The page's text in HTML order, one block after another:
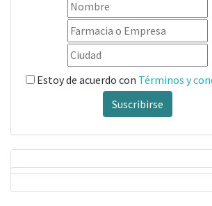
Estoy de acuerdo con Términos y
Suscribirse